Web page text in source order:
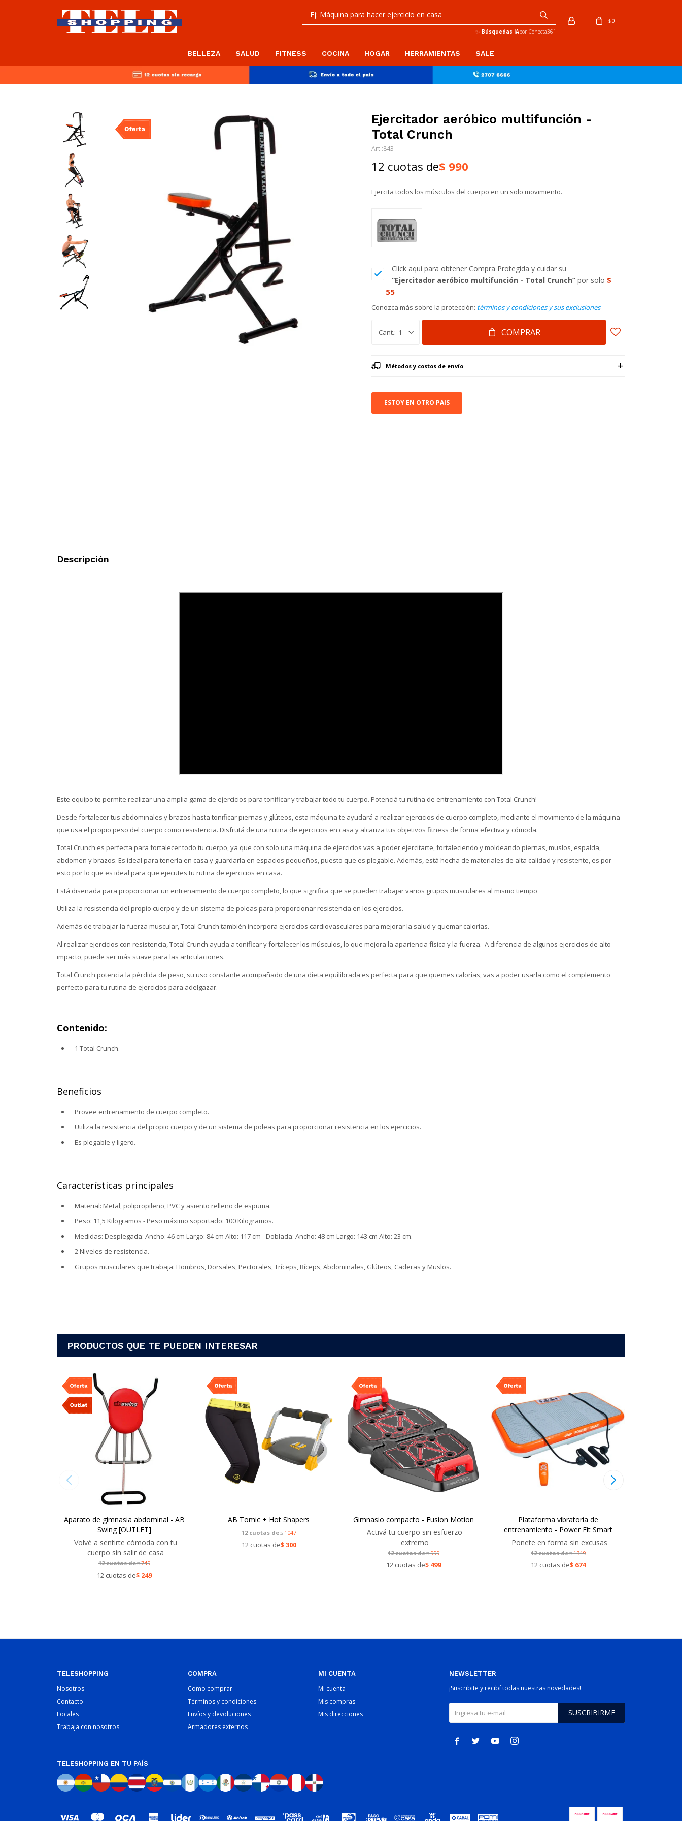
BELLEZA SALUD FITNESS COCINA HOGAR HERRAMIENTAS SALE
✨ Búsquedas IApor Conecta361
$0
Ejercitador aeróbico multifunción -
Total Crunch
843
12 cuotas de$ 990
Ejercita todos los músculos del cuerpo en un solo movimiento.
Click aquí para obtener Compra Protegida y cuidar su
“Ejercitador aeróbico multifunción - Total Crunch” por solo $
55
Conozca más sobre la protección: términos y condiciones y sus exclusiones
1 COMPRAR
Métodos y costos de envío
ESTOY EN OTRO PAIS
Descripción
Este equipo te permite realizar una amplia gama de ejercicios para tonificar y trabajar todo tu cuerpo. Potenciá tu rutina de entrenamiento con Total Crunch!
Desde fortalecer tus abdominales y brazos hasta tonificar piernas y glúteos, esta máquina te ayudará a realizar ejercicios de cuerpo completo, mediante el movimiento de la máquina
que usa el propio peso del cuerpo como resistencia. Disfrutá de una rutina de ejercicios en casa y alcanza tus objetivos fitness de forma efectiva y cómoda.
Total Crunch es perfecta para fortalecer todo tu cuerpo, ya que con solo una máquina de ejercicios vas a poder ejercitarte, fortaleciendo y moldeando piernas, muslos, espalda,
abdomen y brazos. Es ideal para tenerla en casa y guardarla en espacios pequeños, puesto que es plegable. Además, está hecha de materiales de alta calidad y resistente, es por
esto por lo que es ideal para que ejecutes tu rutina de ejercicios en casa.
Está diseñada para proporcionar un entrenamiento de cuerpo completo, lo que significa que se pueden trabajar varios grupos musculares al mismo tiempo
Utiliza la resistencia del propio cuerpo y de un sistema de poleas para proporcionar resistencia en los ejercicios.
Además de trabajar la fuerza muscular, Total Crunch también incorpora ejercicios cardiovasculares para mejorar la salud y quemar calorías.
Al realizar ejercicios con resistencia, Total Crunch ayuda a tonificar y fortalecer los músculos, lo que mejora la apariencia física y la fuerza. A diferencia de algunos ejercicios de alto
impacto, puede ser más suave para las articulaciones.
Total Crunch potencia la pérdida de peso, su uso constante acompañado de una dieta equilibrada es perfecta para que quemes calorías, vas a poder usarla como el complemento
perfecto para tu rutina de ejercicios para adelgazar.
Contenido:
1 Total Crunch.
Beneficios
Provee entrenamiento de cuerpo completo.
Utiliza la resistencia del propio cuerpo y de un sistema de poleas para proporcionar resistencia en los ejercicios.
Es plegable y ligero.
Características principales
Material: Metal, polipropileno, PVC y asiento relleno de espuma.
Peso: 11,5 Kilogramos - Peso máximo soportado: 100 Kilogramos.
Medidas: Desplegada: Ancho: 46 cm Largo: 84 cm Alto: 117 cm - Doblada: Ancho: 48 cm Largo: 143 cm Alto: 23 cm.
2 Niveles de resistencia.
Grupos musculares que trabaja: Hombros, Dorsales, Pectorales, Tríceps, Bíceps, Abdominales, Glúteos, Caderas y Muslos.
PRODUCTOS QUE TE PUEDEN INTERESAR
Aparato de gimnasia abdominal - AB
Swing [OUTLET]
Volvé a sentirte cómoda con tu
cuerpo sin salir de casa
12 cuotas de:$749
12 cuotas de$ 249
AB Tomic + Hot Shapers
12 cuotas de:$1047
12 cuotas de$300
Gimnasio compacto - Fusion Motion
Activá tu cuerpo sin esfuerzo
extremo
12 cuotas de:$999
12 cuotas de$ 499
Plataforma vibratoria de
entrenamiento - Power Fit Smart
Ponete en forma sin excusas
12 cuotas de:$1349
12 cuotas de$ 674
TELESHOPPING
Nosotros
Contacto
Locales
Trabaja con nosotros
COMPRA
Como comprar
Términos y condiciones
Envíos y devoluciones
Armadores externos
MI CUENTA
Mi cuenta
Mis compras
Mis direcciones
NEWSLETTER
¡Suscribite y recibí todas nuestras novedades!
SUSCRIBIRME
   
TELESHOPPING EN TU PAÍS